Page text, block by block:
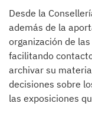
Desde la
además de la
organización de
facilitando
archivar su
decisiones sobre
las exposiciones